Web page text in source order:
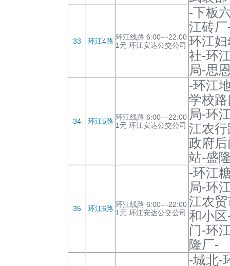
33 环江4路 环江线路 6:00---22:00
1元 环江安达公交公司
-下板
江砖
环江
社-环
局-思
34 环江5路 环江线路 6:00---22:00
1元 环江安达公交公司
-环江
学校
局-环
江农
政府
站-盛
35 环江6路 环江线路 6:00---22:00
1元 环江安达公交公司
-环江
局-环
江农
和小
门-环
隆厂-
-城北-